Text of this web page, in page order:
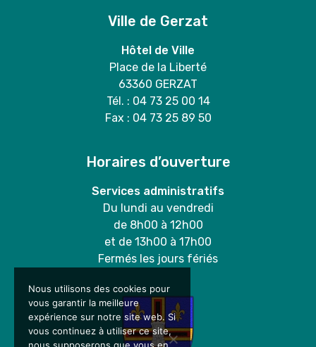
Ville de Gerzat
Hôtel de Ville
Place de la Liberté
63360 GERZAT
Tél. : 04 73 25 00 14
Fax : 04 73 25 89 50
Horaires d’ouverture
Services administratifs
Du lundi au vendredi
de 8h00 à 12h00
et de 13h00 à 17h00
Fermés les jours fériés
Nous utilisons des cookies pour
vous garantir la meilleure
expérience sur notre site web. Si
vous continuez à utiliser ce site,